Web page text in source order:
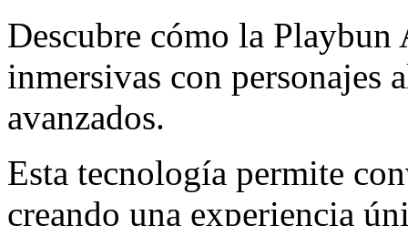
Descubre cómo la
inmersivas con personajes
avanzados.
Esta tecnología permite
creando una experiencia